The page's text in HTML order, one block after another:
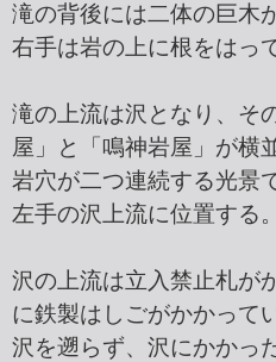
滝の背後には二体の巨木
右手は岩の上に根をはっ
滝の上流は沢となり、そ
屋」と「鳴神岩屋」が横
岩穴が二つ連続する光景
左手の沢上流に位置する。
沢の上流は立入禁止札が
に鉄製はしごがかかって
沢を遡らず、沢にかかっ